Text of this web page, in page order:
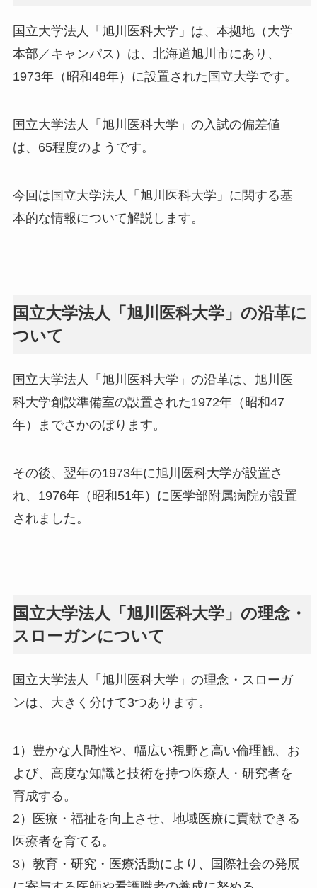
国立大学法人「旭川医科大学」は、本拠地（大学
本部／キャンパス）は、北海道旭川市にあり、
1973年（昭和48年）に設置された国立大学です。
国立大学法人「旭川医科大学」の入試の偏差値
は、65程度のようです。
今回は国立大学法人「旭川医科大学」に関する基
本的な情報について解説します。
国立大学法人「旭川医科大学」の沿革に
ついて
国立大学法人「旭川医科大学」の沿革は、旭川医
科大学創設準備室の設置された1972年（昭和47
年）までさかのぼります。
その後、翌年の1973年に旭川医科大学が設置さ
れ、1976年（昭和51年）に医学部附属病院が設置
されました。
国立大学法人「旭川医科大学」の理念・
スローガンについて
国立大学法人「旭川医科大学」の理念・スローガ
ンは、大きく分けて3つあります。
1）豊かな人間性や、幅広い視野と高い倫理観、お
よび、高度な知識と技術を持つ医療人・研究者を
育成する。
2）医療・福祉を向上させ、地域医療に貢献できる
医療者を育てる。
3）教育・研究・医療活動により、国際社会の発展